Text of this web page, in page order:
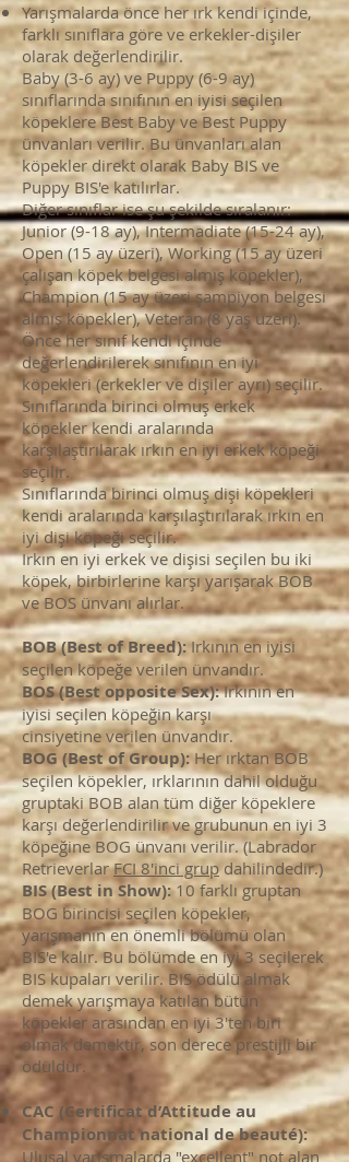
Yarışmalarda önce her ırk kendi içinde,
farklı sınıflara göre ve erkekler-dişiler
olarak değerlendirilir.
Baby (3-6 ay) ve Puppy (6-9 ay)
sınıflarında sınıfının en iyisi seçilen
köpeklere Best Baby ve Best Puppy
ünvanları verilir. Bu ünvanları alan
köpekler direkt olarak Baby BIS ve
Puppy BIS'e katılırlar.
Diğer sınıflar ise şu şekilde sıralanır:
Junior (9-18 ay), Intermadiate (15-24 ay),
Open (15 ay üzeri), Working (15 ay üzeri
çalışan köpek belgesi almış köpekler),
Champion (15 ay üzeri şampiyon belgesi
almış köpekler), Veteran (8 yaş üzeri).
Önce her sınıf kendi içinde
değerlendirilerek sınıfının en iyi
köpekleri (erkekler ve dişiler ayrı) seçilir.
Sınıflarında birinci olmuş erkek
köpekler kendi aralarında
karşılaştırılarak ırkın en iyi erkek köpeği
seçilir.
Sınıflarında birinci olmuş dişi köpekleri
kendi aralarında karşılaştırılarak ırkın en
iyi dişi köpeği seçilir.
Irkın en iyi erkek ve dişisi seçilen bu iki
köpek, birbirlerine karşı yarışarak BOB
ve BOS ünvanı alırlar.
BOB (Best of Breed):Irkının en iyisi
seçilen köpeğe verilen ünvandır.
BOS (Best oppositeSex):Irkının en
iyisi seçilen köpeğin karşı
cinsiyetine verilen ünvandır.
BOG (Best of Group):Her ırktan BOB
seçilen köpekler, ırklarının dahil olduğu
gruptaki BOB alan tüm diğer köpeklere
karşı değerlendirilir ve grubunun en iyi 3
köpeğine BOG ünvanı verilir.(Labrador
RetrieverlarFCI 8'inci grupdahilindedir.)
BIS (Best in Show):10 farklı gruptan
BOG birincisi seçilen köpekler,
yarışmanın en önemli bölümü olan
BIS'e kalır. Bu bölümde en iyi 3 seçilerek
BIS kupaları verilir. BIS ödülü almak
demek yarışmaya katılan bütün
köpekler arasından en iyi 3'ten biri
olmak demektir, son derece prestijli bir
ödüldür.
CAC (Certificat d’Attitude au
Championnat national de beauté):
Ulusal yarışmalarda "excellent" not alan